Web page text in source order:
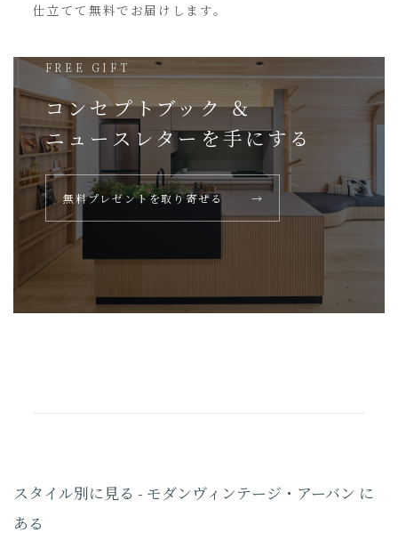
仕立てて無料でお届けします。
FREE GIFT
コンセプトブック ＆
ニュースレターを手にする
無料プレゼントを取り寄せる →
スタイル別に見る - モダンヴィンテージ・アーバン に
ある